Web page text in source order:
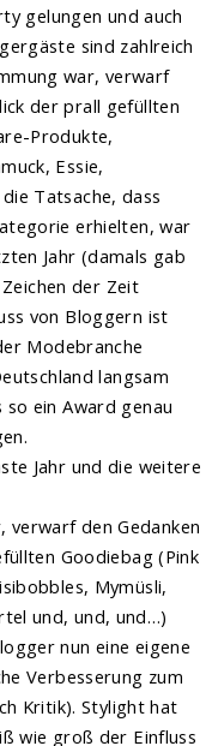
gelungen und auch
sind zahlreich
war, verwarf
der prall gefüllten
Produkte,
Essie,
Tatsache, dass
erhielten, war
Jahr (damals gab
der Zeit
von Bloggern ist
Modebranche
langsam
ein Award genau
Jahr und die weitere
den Gedanken
Goodiebag (Pink
Mymüsli,
und, und, und…)
nun eine eigene
Verbesserung zum
Kritik). Stylight hat
wie groß der Einfluss